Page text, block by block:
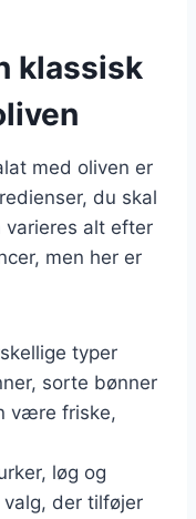
klassisk
med oliven er
du skal
varieres alt efter
men her er
typer
sorte bønner
være friske,
løg og
der tilføjer